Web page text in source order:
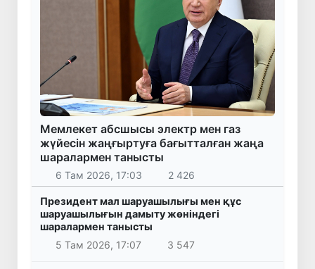
Мемлекет абсшысы электр мен газ
жүйесін жаңғыртуға бағытталған жаңа
шаралармен танысты
6 Там 2026, 17:03 2 426
Президент мал шаруашылығы мен құс
шаруашылығын дамыту жөніндегі
шаралармен танысты
5 Там 2026, 17:07
3 547